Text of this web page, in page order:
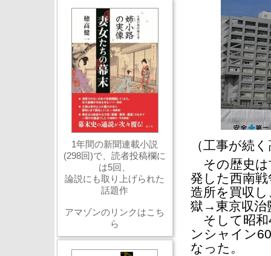
（工事が続
その歴史は
発した西南
造所を買収
獄→東京収治
そして昭和
ンシャイン
なった。
1年間の新聞連載小説
(298回)で、読者投稿欄に
は5回、
論説にも取り上げられた
話題作
アマゾンのリンクはこち
ら